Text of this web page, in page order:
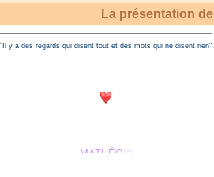
La présentation de
"Il y a des regards qui disent tout et des mots qui ne disent rien"
MATHÉO♡